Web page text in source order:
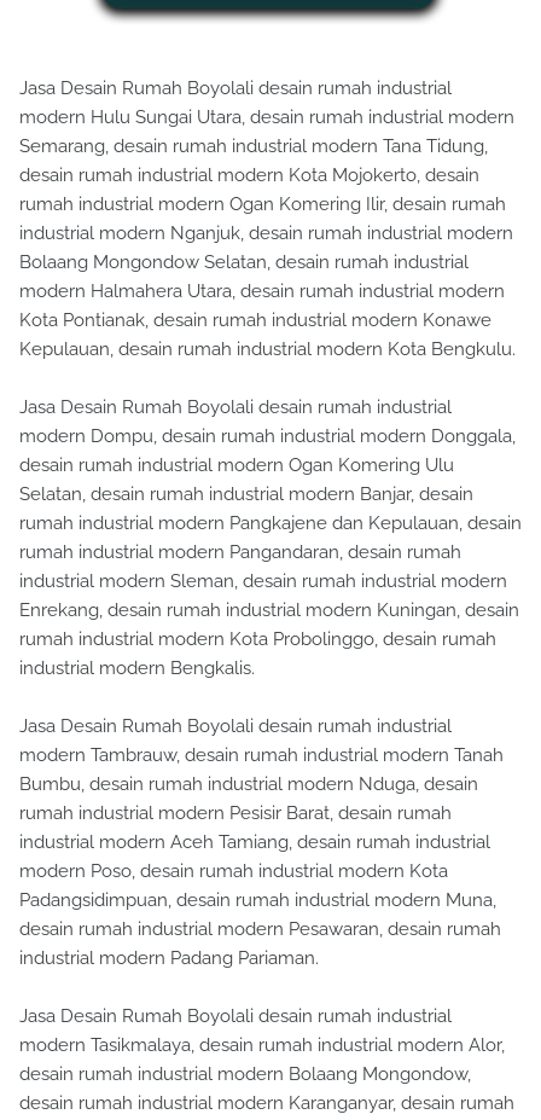
Jasa Desain Rumah Boyolali desain rumah industrial
modern Hulu Sungai Utara, desain rumah industrial modern
Semarang, desain rumah industrial modern Tana Tidung,
desain rumah industrial modern Kota Mojokerto, desain
rumah industrial modern Ogan Komering Ilir, desain rumah
industrial modern Nganjuk, desain rumah industrial modern
Bolaang Mongondow Selatan, desain rumah industrial
modern Halmahera Utara, desain rumah industrial modern
Kota Pontianak, desain rumah industrial modern Konawe
Kepulauan, desain rumah industrial modern Kota Bengkulu.
Jasa Desain Rumah Boyolali desain rumah industrial
modern Dompu, desain rumah industrial modern Donggala,
desain rumah industrial modern Ogan Komering Ulu
Selatan, desain rumah industrial modern Banjar, desain
rumah industrial modern Pangkajene dan Kepulauan, desain
rumah industrial modern Pangandaran, desain rumah
industrial modern Sleman, desain rumah industrial modern
Enrekang, desain rumah industrial modern Kuningan, desain
rumah industrial modern Kota Probolinggo, desain rumah
industrial modern Bengkalis.
Jasa Desain Rumah Boyolali desain rumah industrial
modern Tambrauw, desain rumah industrial modern Tanah
Bumbu, desain rumah industrial modern Nduga, desain
rumah industrial modern Pesisir Barat, desain rumah
industrial modern Aceh Tamiang, desain rumah industrial
modern Poso, desain rumah industrial modern Kota
Padangsidimpuan, desain rumah industrial modern Muna,
desain rumah industrial modern Pesawaran, desain rumah
industrial modern Padang Pariaman.
Jasa Desain Rumah Boyolali desain rumah industrial
modern Tasikmalaya, desain rumah industrial modern Alor,
desain rumah industrial modern Bolaang Mongondow,
desain rumah industrial modern Karanganyar, desain rumah